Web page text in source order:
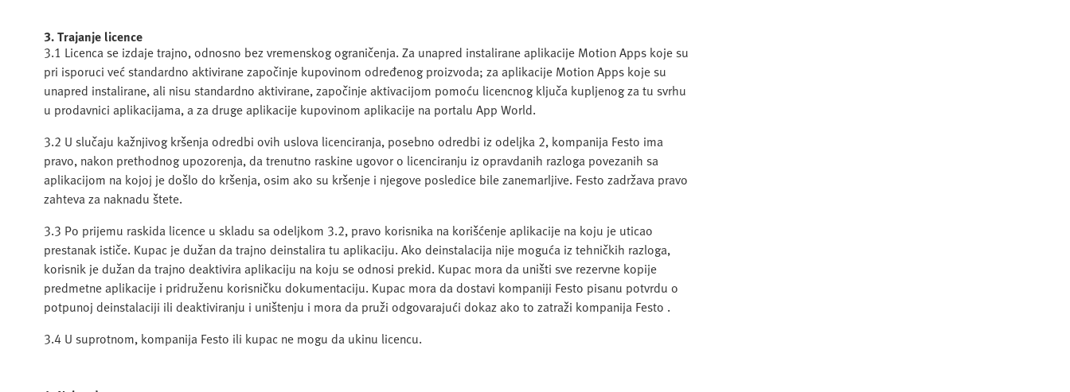
3. Trajanje licence
3.1 Licenca se izdaje trajno, odnosno bez vremenskog ograničenja. Za unapred instalirane aplikacije Motion Apps koje su
pri isporuci već standardno aktivirane započinje kupovinom određenog proizvoda; za aplikacije Motion Apps koje su
unapred instalirane, ali nisu standardno aktivirane, započinje aktivacijom pomoću licencnog ključa kupljenog za tu svrhu
u prodavnici aplikacijama, a za druge aplikacije kupovinom aplikacije na portalu App World.
3.2 U slučaju kažnjivog kršenja odredbi ovih uslova licenciranja, posebno odredbi iz odeljka 2, kompanija Festo ima
pravo, nakon prethodnog upozorenja, da trenutno raskine ugovor o licenciranju iz opravdanih razloga povezanih sa
aplikacijom na kojoj je došlo do kršenja, osim ako su kršenje i njegove posledice bile zanemarljive. Festo zadržava pravo
zahteva za naknadu štete.
3.3 Po prijemu raskida licence u skladu sa odeljkom 3.2, pravo korisnika na korišćenje aplikacije na koju je uticao
prestanak ističe. Kupac je dužan da trajno deinstalira tu aplikaciju. Ako deinstalacija nije moguća iz tehničkih razloga,
korisnik je dužan da trajno deaktivira aplikaciju na koju se odnosi prekid. Kupac mora da uništi sve rezervne kopije
predmetne aplikacije i pridruženu korisničku dokumentaciju. Kupac mora da dostavi kompaniji Festo pisanu potvrdu o
potpunoj deinstalaciji ili deaktiviranju i uništenju i mora da pruži odgovarajući dokaz ako to zatraži kompanija Festo .
3.4 U suprotnom, kompanija Festo ili kupac ne mogu da ukinu licencu.